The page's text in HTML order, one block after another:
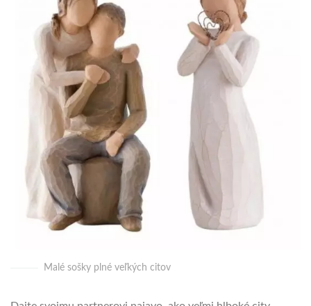
Malé sošky plné veľkých citov